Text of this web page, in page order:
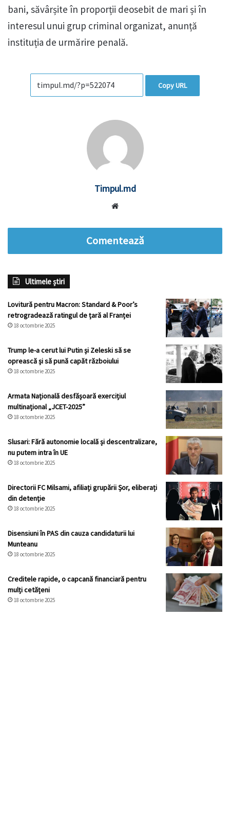
bani, săvârșite în proporții deosebit de mari și în
interesul unui grup criminal organizat, anunță
instituția de urmărire penală.
Copy URL
Timpul.md
Comentează
Ultimele știri
Lovitură pentru Macron: Standard & Poor’s
retrogradează ratingul de țară al Franței
18 octombrie 2025
Trump le-a cerut lui Putin și Zeleski să se
oprească și să pună capăt războiului
18 octombrie 2025
Armata Națională desfășoară exercițiul
multinațional „JCET-2025”
18 octombrie 2025
Slusari: Fără autonomie locală și descentralizare,
nu putem intra în UE
18 octombrie 2025
Directorii FC Milsami, afiliați grupării Șor, eliberați
din detenție
18 octombrie 2025
Disensiuni în PAS din cauza candidaturii lui
Munteanu
18 octombrie 2025
Creditele rapide, o capcană financiară pentru
mulți cetățeni
18 octombrie 2025